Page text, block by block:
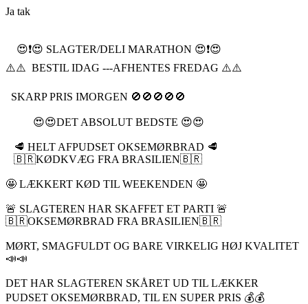
Ja tak
😍❗️😍 SLAGTER/DELI MARATHON 😍❗️😍
⚠️⚠️ BESTIL IDAG ---AFHENTES FREDAG ⚠️⚠️
SKARP PRIS IMORGEN 🚫🚫🚫🚫🚫
😍😍DET ABSOLUT BEDSTE 😍😍
🥩 HELT AFPUDSET OKSEMØRBRAD 🥩
🇧🇷KØDKVÆG FRA BRASILIEN🇧🇷
🤩 LÆKKERT KØD TIL WEEKENDEN 🤩
🚨 SLAGTEREN HAR SKAFFET ET PARTI 🚨
🇧🇷OKSEMØRBRAD FRA BRASILIEN🇧🇷
MØRT, SMAGFULDT OG BARE VIRKELIG HØJ KVALITET
📣📣
DET HAR SLAGTEREN SKÅRET UD TIL LÆKKER
PUDSET OKSEMØRBRAD, TIL EN SUPER PRIS 💰💰